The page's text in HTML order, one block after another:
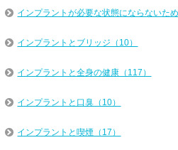
インプラントが必要な状態にならないた
インプラントとブリッジ（10）
インプラントと全身の健康（117）
インプラントと口臭（10）
インプラントと喫煙（17）